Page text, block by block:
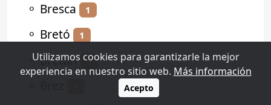
⚬ Bresca 1
⚬ Bretó 1
⚬Bretún 1
Utilizamos cookies para garantizarle la mejor
experiencia en nuestro sitio web. Más información
Acepto